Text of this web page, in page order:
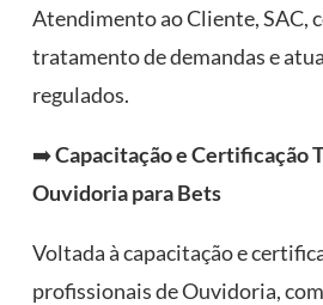
Atendimento ao Cliente, SAC,
tratamento de demandas e
regulados.
➡️Capacitação e Certificação
Ouvidoria para Bets
Voltada à capacitação e
profissionais de Ouvidoria,